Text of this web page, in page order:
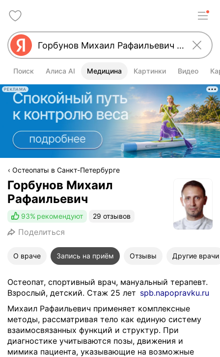
Поиск Алиса AI Медицина Картинки Видео
РЕКЛАМА
Остеопаты в Санкт-Петербурге
Горбунов Михаил
Рафаильевич
93% рекомендуют 29 отзывов
Поделиться
О враче Запись на приём Отзывы Другие врачи
Остеопат, спортивный врач, мануальный терапевт.
Взрослый, детский. Стаж 25 лет spb.napopravku.ru
Михаил Рафаильевич применяет комплексные
методы, рассматривая тело как единую систему
взаимосвязанных функций и структур. При
диагностике учитываются позы, движения и
мимика пациента, указывающие на возможные